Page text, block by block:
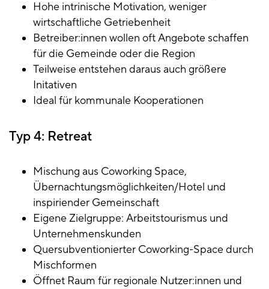
Hohe intrinische Motivation, weniger
wirtschaftliche Getriebenheit
Betreiber:innen wollen oft Angebote schaffen
für die Gemeinde oder die Region
Teilweise entstehen daraus auch größere
Initativen
Ideal für kommunale Kooperationen
Typ 4: Retreat
Mischung aus Coworking Space,
Übernachtungsmöglichkeiten/Hotel und
inspiriender Gemeinschaft
Eigene Zielgruppe: Arbeitstourismus und
Unternehmenskunden
Quersubventionierter Coworking-Space durch
Mischformen
Öffnet Raum für regionale Nutzer:innen und